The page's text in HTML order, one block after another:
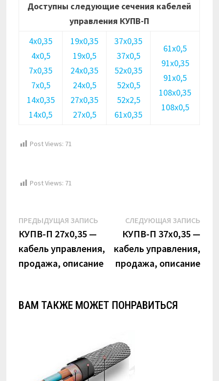
Доступны следующие сечения кабелей
управления КУПВ-П
4х0,35
4х0,5
7х0,35
7х0,5
14х0,35
14х0,5
19х0,35
19х0,5
24х0,35
24х0,5
27х0,35
27х0,5
37х0,35
37х0,5
52х0,35
52х0,5
52х2,5
61х0,35
61х0,5
91х0,35
91х0,5
108х0,35
108х0,5
Post Views: 71
Post Views: 71
Навигация
по
записям
ПРЕДЫДУЩАЯ ЗАПИСЬ Предыдущая
запись:
КУПВ-П 27х0,35 —
кабель управления,
продажа, описание
СЛЕДУЮЩАЯ ЗАПИСЬ
КУПВ-П 37х0,35 —
кабель управления,
продажа, описание
ВАМ ТАКЖЕ МОЖЕТ ПОНРАВИТЬСЯ